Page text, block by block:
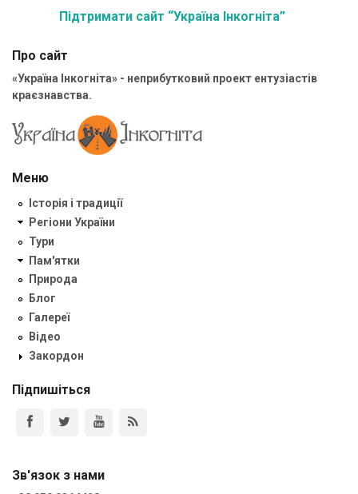
Підтримати сайт “Україна Інкогніта”
Про сайт
«Україна Інкогніта» - неприбутковий проект ентузіастів
краєзнавства.
Меню
Історія і традиції
Регіони України
Тури
Пам'ятки
Природа
Блог
Галереї
Відео
Закордон
Підпишіться
Зв'язок з нами